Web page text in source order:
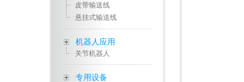
皮带输送线
悬挂式输送线
机器人应用
关节机器人
专用设备